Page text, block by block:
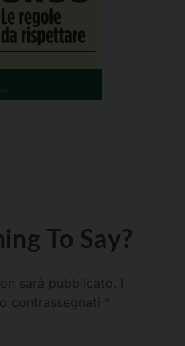
To Say?
sarà pubblicato.
contrassegnati *